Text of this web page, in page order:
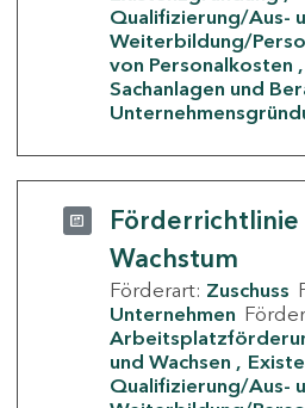
Qualifizierung/Aus-
Weiterbildung/
von Personalkosten
Sachanlagen und
Förderrichtlinie
Wachstum
Förderart: Zuschuss
Unternehmen
und Wachsen
Qualifizierung/Aus-